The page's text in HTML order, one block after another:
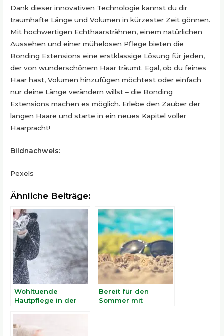
Dank dieser innovativen Technologie kannst du dir
traumhafte Länge und Volumen in kürzester Zeit gönnen.
Mit hochwertigen Echthaarsträhnen, einem natürlichen
Aussehen und einer mühelosen Pflege bieten die
Bonding Extensions eine erstklassige Lösung für jeden,
der von wunderschönem Haar träumt. Egal, ob du feines
Haar hast, Volumen hinzufügen möchtest oder einfach
nur deine Länge verändern willst – die Bonding
Extensions machen es möglich. Erlebe den Zauber der
langen Haare und starte in ein neues Kapitel voller
Haarpracht!
Bildnachweis:
Pexels
Ähnliche Beiträge:
Wohltuende
Hautpflege in der
Bereit für den
Sommer mit